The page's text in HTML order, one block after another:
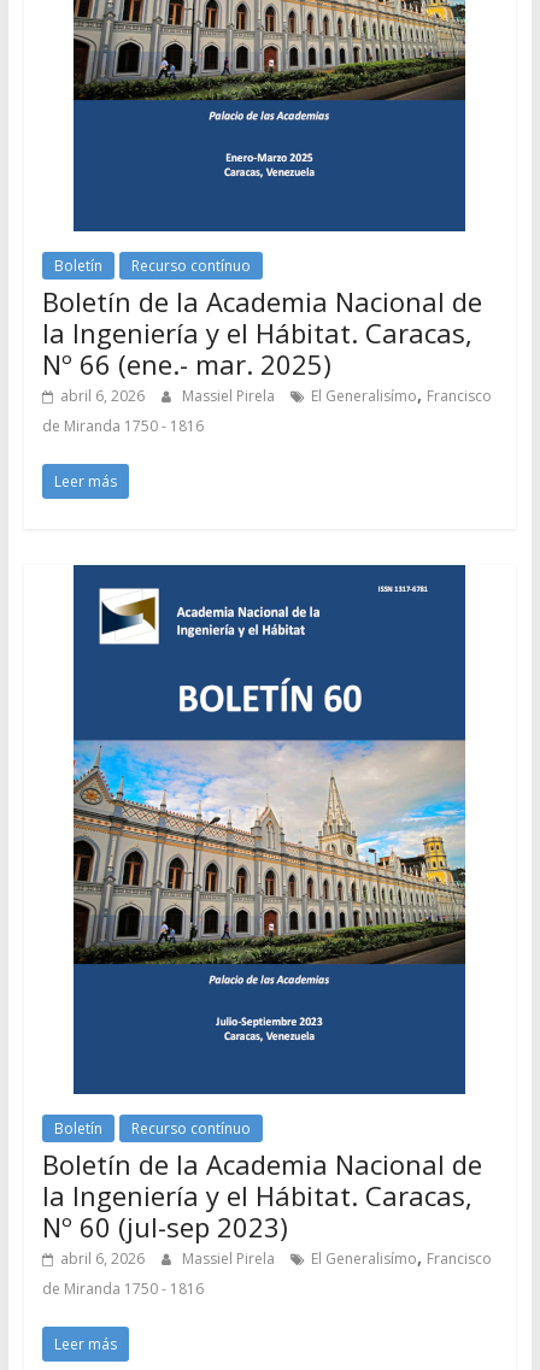
Boletín Recurso contínuo
Boletín de la Academia Nacional de
la Ingeniería y el Hábitat. Caracas,
Nº 66 (ene.- mar. 2025)
abril 6, 2026 Massiel Pirela El Generalisímo, Francisco
de Miranda 1750 - 1816
Leer más
Boletín Recurso contínuo
Boletín de la Academia Nacional de
la Ingeniería y el Hábitat. Caracas,
Nº 60 (jul-sep 2023)
abril 6, 2026 Massiel Pirela El Generalisímo, Francisco
de Miranda 1750 - 1816
Leer más